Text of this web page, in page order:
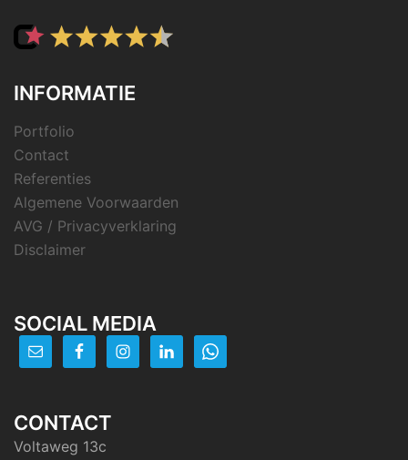
INFORMATIE
Portfolio
Contact
Referenties
Algemene Voorwaarden
AVG / Privacyverklaring
Disclaimer
SOCIAL MEDIA
CONTACT
Voltaweg 13c